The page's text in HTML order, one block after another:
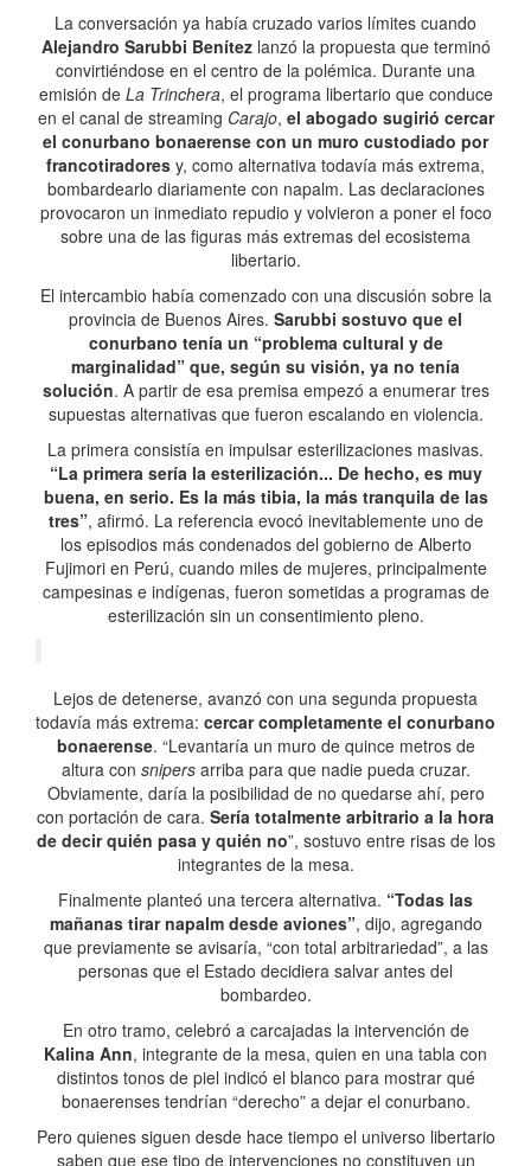
La conversación ya había cruzado varios límites cuando
Alejandro Sarubbi Benítez lanzó la propuesta que terminó
convirtiéndose en el centro de la polémica. Durante una
emisión de La Trinchera, el programa libertario que conduce
en el canal de streaming Carajo, el abogado sugirió cercar
el conurbano bonaerense con un muro custodiado por
francotiradores y, como alternativa todavía más extrema,
bombardearlo diariamente con napalm. Las declaraciones
provocaron un inmediato repudio y volvieron a poner el foco
sobre una de las figuras más extremas del ecosistema
libertario.
El intercambio había comenzado con una discusión sobre la
provincia de Buenos Aires. Sarubbi sostuvo que el
conurbano tenía un “problema cultural y de
marginalidad” que, según su visión, ya no tenía
solución. A partir de esa premisa empezó a enumerar tres
supuestas alternativas que fueron escalando en violencia.
La primera consistía en impulsar esterilizaciones masivas.
“La primera sería la esterilización... De hecho, es muy
buena, en serio. Es la más tibia, la más tranquila de las
tres”, afirmó. La referencia evocó inevitablemente uno de
los episodios más condenados del gobierno de Alberto
Fujimori en Perú, cuando miles de mujeres, principalmente
campesinas e indígenas, fueron sometidas a programas de
esterilización sin un consentimiento pleno.
Lejos de detenerse, avanzó con una segunda propuesta
todavía más extrema: cercar completamente el conurbano
bonaerense. “Levantaría un muro de quince metros de
altura con snipersarriba para que nadie pueda cruzar.
Obviamente, daría la posibilidad de no quedarse ahí, pero
con portación de cara. Sería totalmente arbitrario a la hora
de decir quién pasa y quién no”, sostuvo entre risas de los
integrantes de la mesa.
Finalmente planteó una tercera alternativa. “Todas las
mañanas tirar napalm desde aviones”, dijo, agregando
que previamente se avisaría, “con total arbitrariedad”, a las
personas que el Estado decidiera salvar antes del
bombardeo.
En otro tramo, celebró a carcajadas la intervención de
Kalina Ann, integrante de la mesa, quien en una tabla con
distintos tonos de piel indicó el blanco para mostrar qué
bonaerenses tendrían “derecho” a dejar el conurbano.
Pero quienes siguen desde hace tiempo el universo libertario
saben que ese tipo de intervenciones no constituyen un